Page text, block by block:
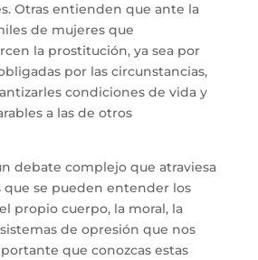
Otras entienden que ante la
de mujeres que
la prostitución, ya sea por
por las circunstancias,
condiciones de vida y
a las de otros
debate complejo que atraviesa
que se pueden entender los
propio cuerpo, la moral, la
de opresión que nos
que conozcas estas